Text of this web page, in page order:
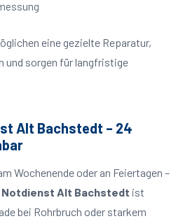
eine gezielte Reparatur,
und sorgen für langfristige
Alt Bachstedt – 24
Wochenende oder an Feiertagen –
Alt Bachstedt ist
bei Rohrbruch oder starkem